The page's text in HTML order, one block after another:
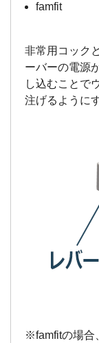
famfit
非常用コック
ーバーの電源
し込むことで
注げるように
※famfitの場合